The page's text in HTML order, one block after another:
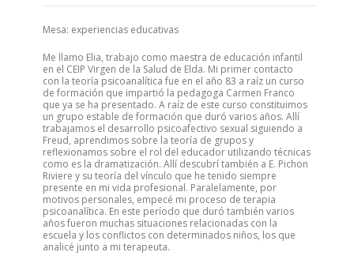
Mesa: experiencias educativas
Me llamo Elia, trabajo como maestra de educación infantil
en el CEIP Virgen de la Salud de Elda. Mi primer contacto
con la teoría psicoanalítica fue en el año 83 a raíz un curso
de formación que impartió la pedagoga Carmen Franco
que ya se ha presentado. A raíz de este curso constituimos
un grupo estable de formación que duró varios años. Allí
trabajamos el desarrollo psicoafectivo sexual siguiendo a
Freud, aprendimos sobre la teoría de grupos y
reflexionamos sobre el rol del educador utilizando técnicas
como es la dramatización. Allí descubrí también a E. Pichon
Riviere y su teoría del vínculo que he tenido siempre
presente en mi vida profesional. Paralelamente, por
motivos personales, empecé mi proceso de terapia
psicoanalítica. En este período que duró también varios
años fueron muchas situaciones relacionadas con la
escuela y los conflictos con determinados niños, los que
analicé junto a mi terapeuta.